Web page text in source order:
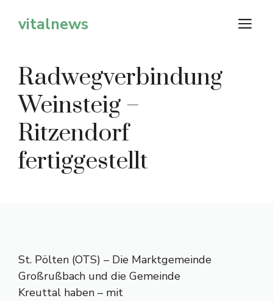
Inhaltvitalnews
Radwegverbindung
Weinsteig –
Ritzendorf
fertiggestellt
St. Pölten (OTS) – Die Marktgemeinde
Großrußbach und die Gemeinde
Kreuttal haben – mit